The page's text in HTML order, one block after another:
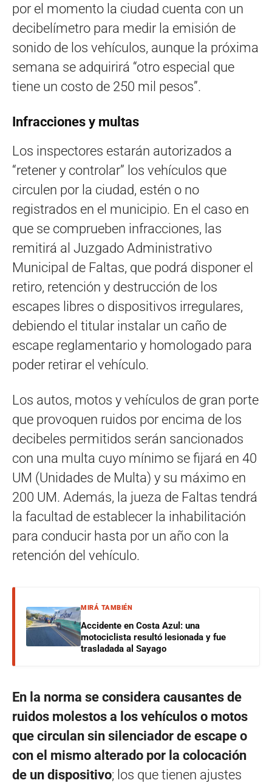
por el momento la ciudad cuenta con un
decibelímetro para medir la emisión de
sonido de los vehículos, aunque la próxima
semana se adquirirá “otro especial que
tiene un costo de 250 mil pesos”.
Infracciones y multas
Los inspectores estarán autorizados a
“retener y controlar” los vehículos que
circulen por la ciudad, estén o no
registrados en el municipio. En el caso en
que se comprueben infracciones, las
remitirá al Juzgado Administrativo
Municipal de Faltas, que podrá disponer el
retiro, retención y destrucción de los
escapes libres o dispositivos irregulares,
debiendo el titular instalar un caño de
escape reglamentario y homologado para
poder retirar el vehículo.
Los autos, motos y vehículos de gran porte
que provoquen ruidos por encima de los
decibeles permitidos serán sancionados
con una multa cuyo mínimo se fijará en 40
UM (Unidades de Multa) y su máximo en
200 UM. Además, la jueza de Faltas tendrá
la facultad de establecer la inhabilitación
para conducir hasta por un año con la
retención del vehículo.
MIRÁ TAMBIÉN
Accidente en Costa Azul: una
motociclista resultó lesionada y fue
trasladada al Sayago
En la norma se considera causantes de
ruidos molestos a los vehículos o motos
que circulan sin silenciador de escape o
con el mismo alterado por la colocación
de un dispositivo; los que tienen ajustes